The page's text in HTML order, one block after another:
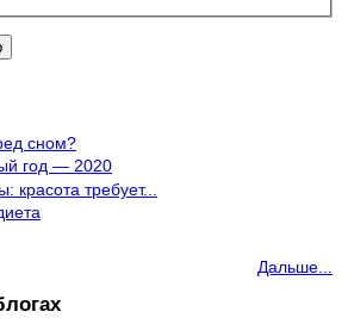
сном?
год — 2020
требует...
Дальше...